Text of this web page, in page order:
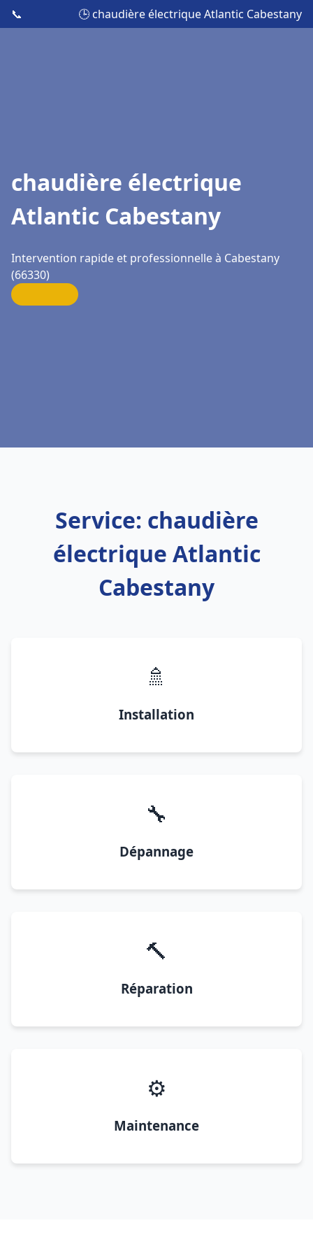
📞 🕒 chaudière électrique Atlantic Cabestany
chaudière électrique
Atlantic Cabestany
Intervention rapide et professionnelle à Cabestany
(66330)
Service: chaudière
électrique Atlantic
Cabestany
🚿
Installation
🔧
Dépannage
🔨
Réparation
⚙️
Maintenance